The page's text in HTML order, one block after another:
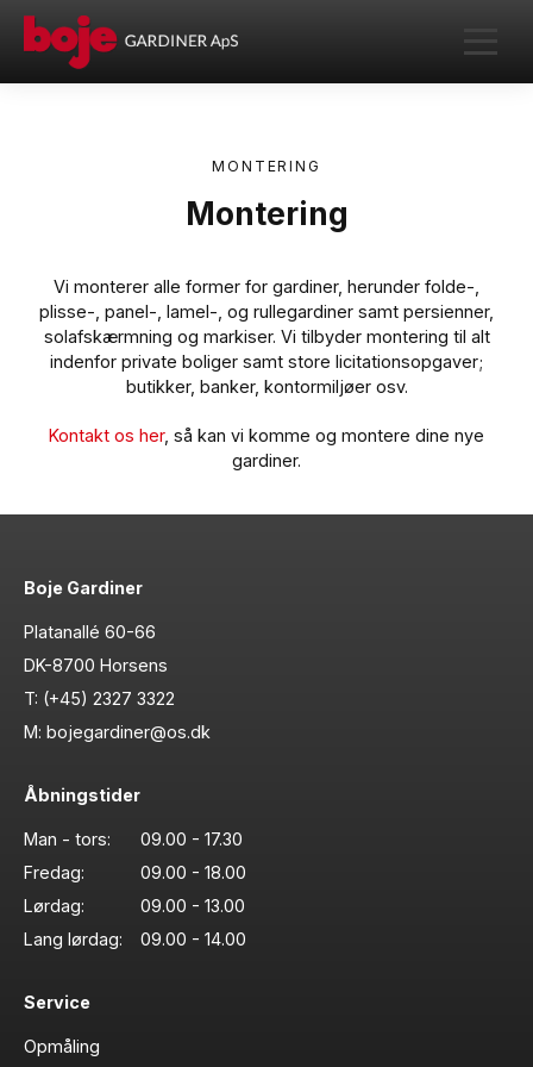
MONTERING
Montering
Vi monterer alle former for gardiner, herunder folde-,
plisse-, panel-, lamel-, og rullegardiner samt persienner,
solafskærmning og markiser. Vi tilbyder montering til alt
indenfor private boliger samt store licitationsopgaver;
butikker, banker, kontormiljøer osv.
Kontakt os her, så kan vi komme og montere dine nye
gardiner.
Boje Gardiner
Platanallé 60-66
DK-8700 Horsens
T: (+45) 2327 3322
M: bojegardiner@os.dk
Åbningstider
Man - tors:
09.00 - 17.30
Fredag:
09.00 - 18.00
Lørdag:
09.00 - 13.00
Lang lørdag:
09.00 - 14.00
Service
Opmåling